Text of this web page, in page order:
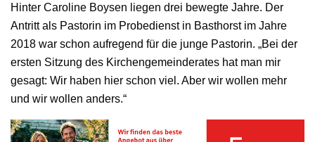
Hinter Caroline Boysen liegen drei bewegte Jahre. Der
Antritt als Pastorin im Probedienst in Basthorst im Jahre
2018 war schon aufregend für die junge Pastorin. „Bei der
ersten Sitzung des Kirchengemeinderates hat man mir
gesagt: Wir haben hier schon viel. Aber wir wollen mehr
und wir wollen anders.“